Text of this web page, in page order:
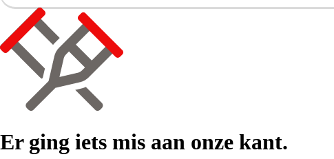
Er ging iets mis aan onze kant.